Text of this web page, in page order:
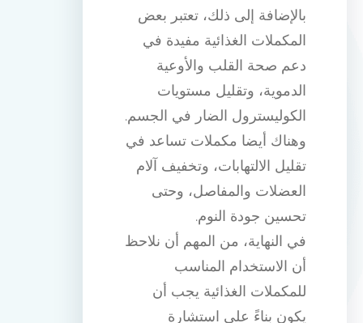
بالإضافة إلى ذلك، تعتبر بعض
المكملات الغذائية مفيدة في
دعم صحة القلب والأوعية
الدموية، وتقليل مستويات
الكوليسترول الضار في الجسم.
وهناك أيضا مكملات تساعد في
تقليل الالتهابات، وتخفيف آلام
العضلات والمفاصل، وحتى
تحسين جودة النوم.
في النهاية، من المهم أن نلاحظ
أن الاستخدام المناسب
للمكملات الغذائية يجب أن
يكون بناءً على استشارة